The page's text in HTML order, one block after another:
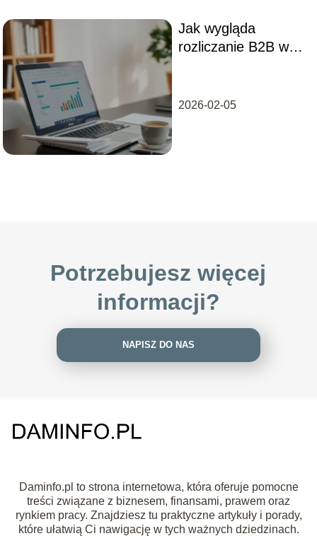
Jak wygląda
rozliczanie B2B w
przedsiębiorców
2026-02-05
Potrzebujesz więcej
informacji?
NAPISZ DO NAS
Daminfo.pl to strona internetowa, która oferuje pomocne
treści związane z biznesem, finansami, prawem oraz
rynkiem pracy. Znajdziesz tu praktyczne artykuły i porady,
które ułatwią Ci nawigację w tych ważnych dziedzinach.